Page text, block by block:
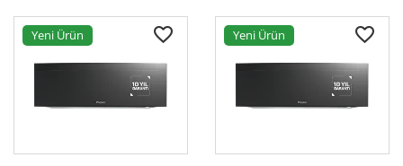
Yeni Ürün Yeni Ürün